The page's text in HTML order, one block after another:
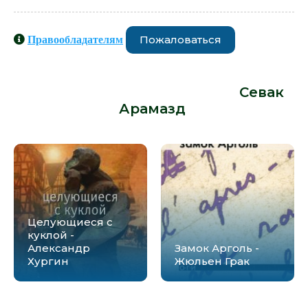
Правообладателям Пожаловаться
Севак
Арамазд
Целующиеся с
куклой -
Александр
Хургин
Замок Арголь -
Жюльен Грак